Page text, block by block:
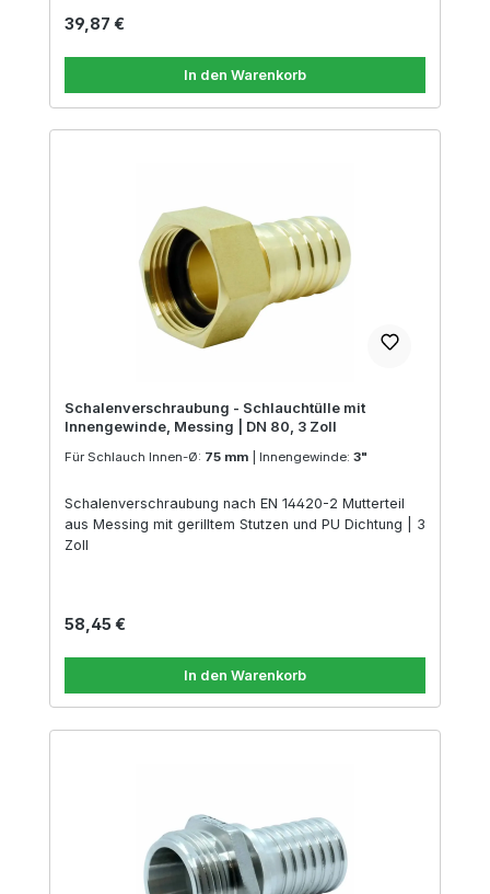
Regulärer Preis:
39,87 €
In den Warenkorb
Schalenverschraubung - Schlauchtülle mit
Innengewinde, Messing | DN 80, 3 Zoll
Für Schlauch Innen-Ø: 75 mm Innengewinde: 3"
Schalenverschraubung nach EN 14420-2 Mutterteil
aus Messing mit gerilltem Stutzen und PU Dichtung | 3
Zoll
Regulärer Preis:
58,45 €
In den Warenkorb